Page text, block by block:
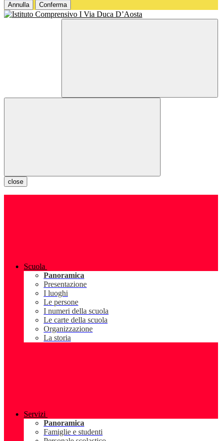
Annulla Conferma
close
Scuola
Panoramica
Presentazione
I luoghi
Le persone
I numeri della scuola
Le carte della scuola
Organizzazione
La storia
Servizi
Panoramica
Famiglie e studenti